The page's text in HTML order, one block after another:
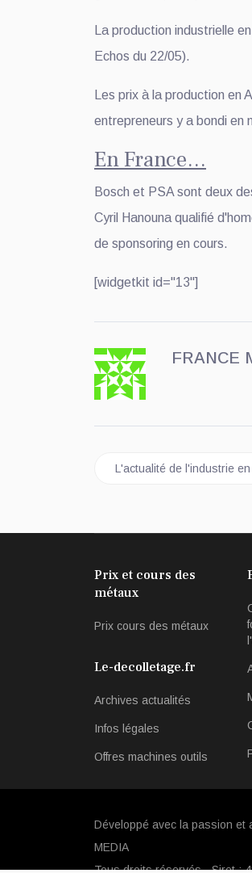
La production industrielle
Echos du 22/05).
Les prix à la production
entrepreneurs y a bondi
En France…
Bosch et PSA sont deux
Cyril Hanouna qualifié
de sponsoring en cours.
[widgetkit id="13"]
FRANCE
Article précédent :
L'actualité de l'industrie
Prix et cours des
métaux
Prix cours des métaux
Le-decolletage.fr
Archives actualités
Infos légales
Offres machines outils
Développé avec la passion
MEDIA
Tous droits réservés - Siret :